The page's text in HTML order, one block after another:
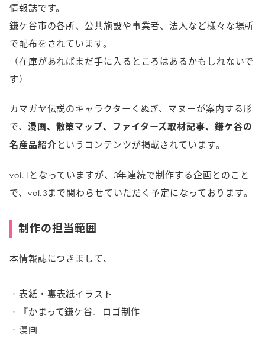
情報誌です。
鎌ケ谷市の各所、公共施設や事業者、法人など様々な場所
で配布をされています。
（在庫があればまだ手に入るところはあるかもしれないで
す）
カマガヤ伝説のキャラクターくぬぎ、マヌーが案内する形
で、 漫画、散策マップ、ファイターズ取材記事、鎌ケ谷の
名産品紹介 というコンテンツが掲載されています。
vol.1となっていますが、3年連続で制作する企画とのこと
で、vol.3まで関わらせていただく予定になっております。
制作の担当範囲
本情報誌につきまして、
表紙・裏表紙イラスト
『かまって鎌ケ谷』ロゴ制作
漫画